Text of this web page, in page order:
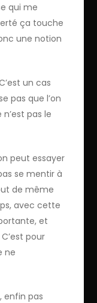
qui me
ça touche
une notion
un cas
pas que l’on
pas le
peut essayer
se mentir à
de même
avec cette
et
pour
ne
enfin pas